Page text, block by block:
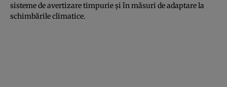
sisteme de avertizare timpurie și în măsuri de adaptare la
schimbările climatice.